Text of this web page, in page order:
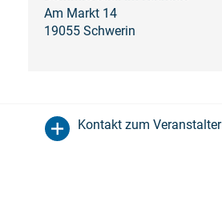
Am Markt 14
19055 Schwerin
Kontakt zum Veranstalter